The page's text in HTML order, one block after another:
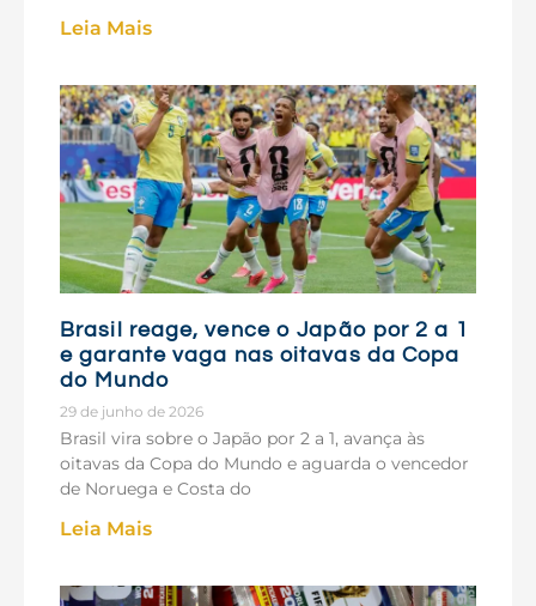
Leia Mais
Brasil reage, vence o Japão por 2 a 1
e garante vaga nas oitavas da Copa
do Mundo
29 de junho de 2026
Brasil vira sobre o Japão por 2 a 1, avança às
oitavas da Copa do Mundo e aguarda o vencedor
de Noruega e Costa do
Leia Mais